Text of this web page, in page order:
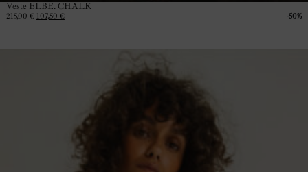
Veste ELBE. CHALK
215,00€ 107,50 € -50%